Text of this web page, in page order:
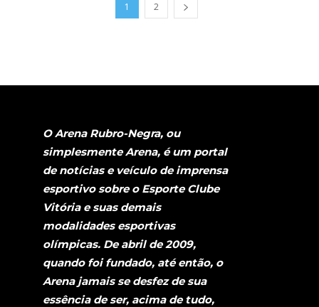
1 2
O Arena Rubro-Negra, ou
simplesmente Arena, é um portal
de notícias e veículo de imprensa
esportivo sobre o Esporte Clube
Vitória e suas demais
modalidades esportivas
olímpicas. De abril de 2009,
quando foi fundado, até então, o
Arena jamais se desfez de sua
essência de ser, acima de tudo,